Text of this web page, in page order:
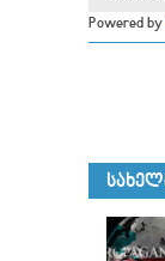
Powered by